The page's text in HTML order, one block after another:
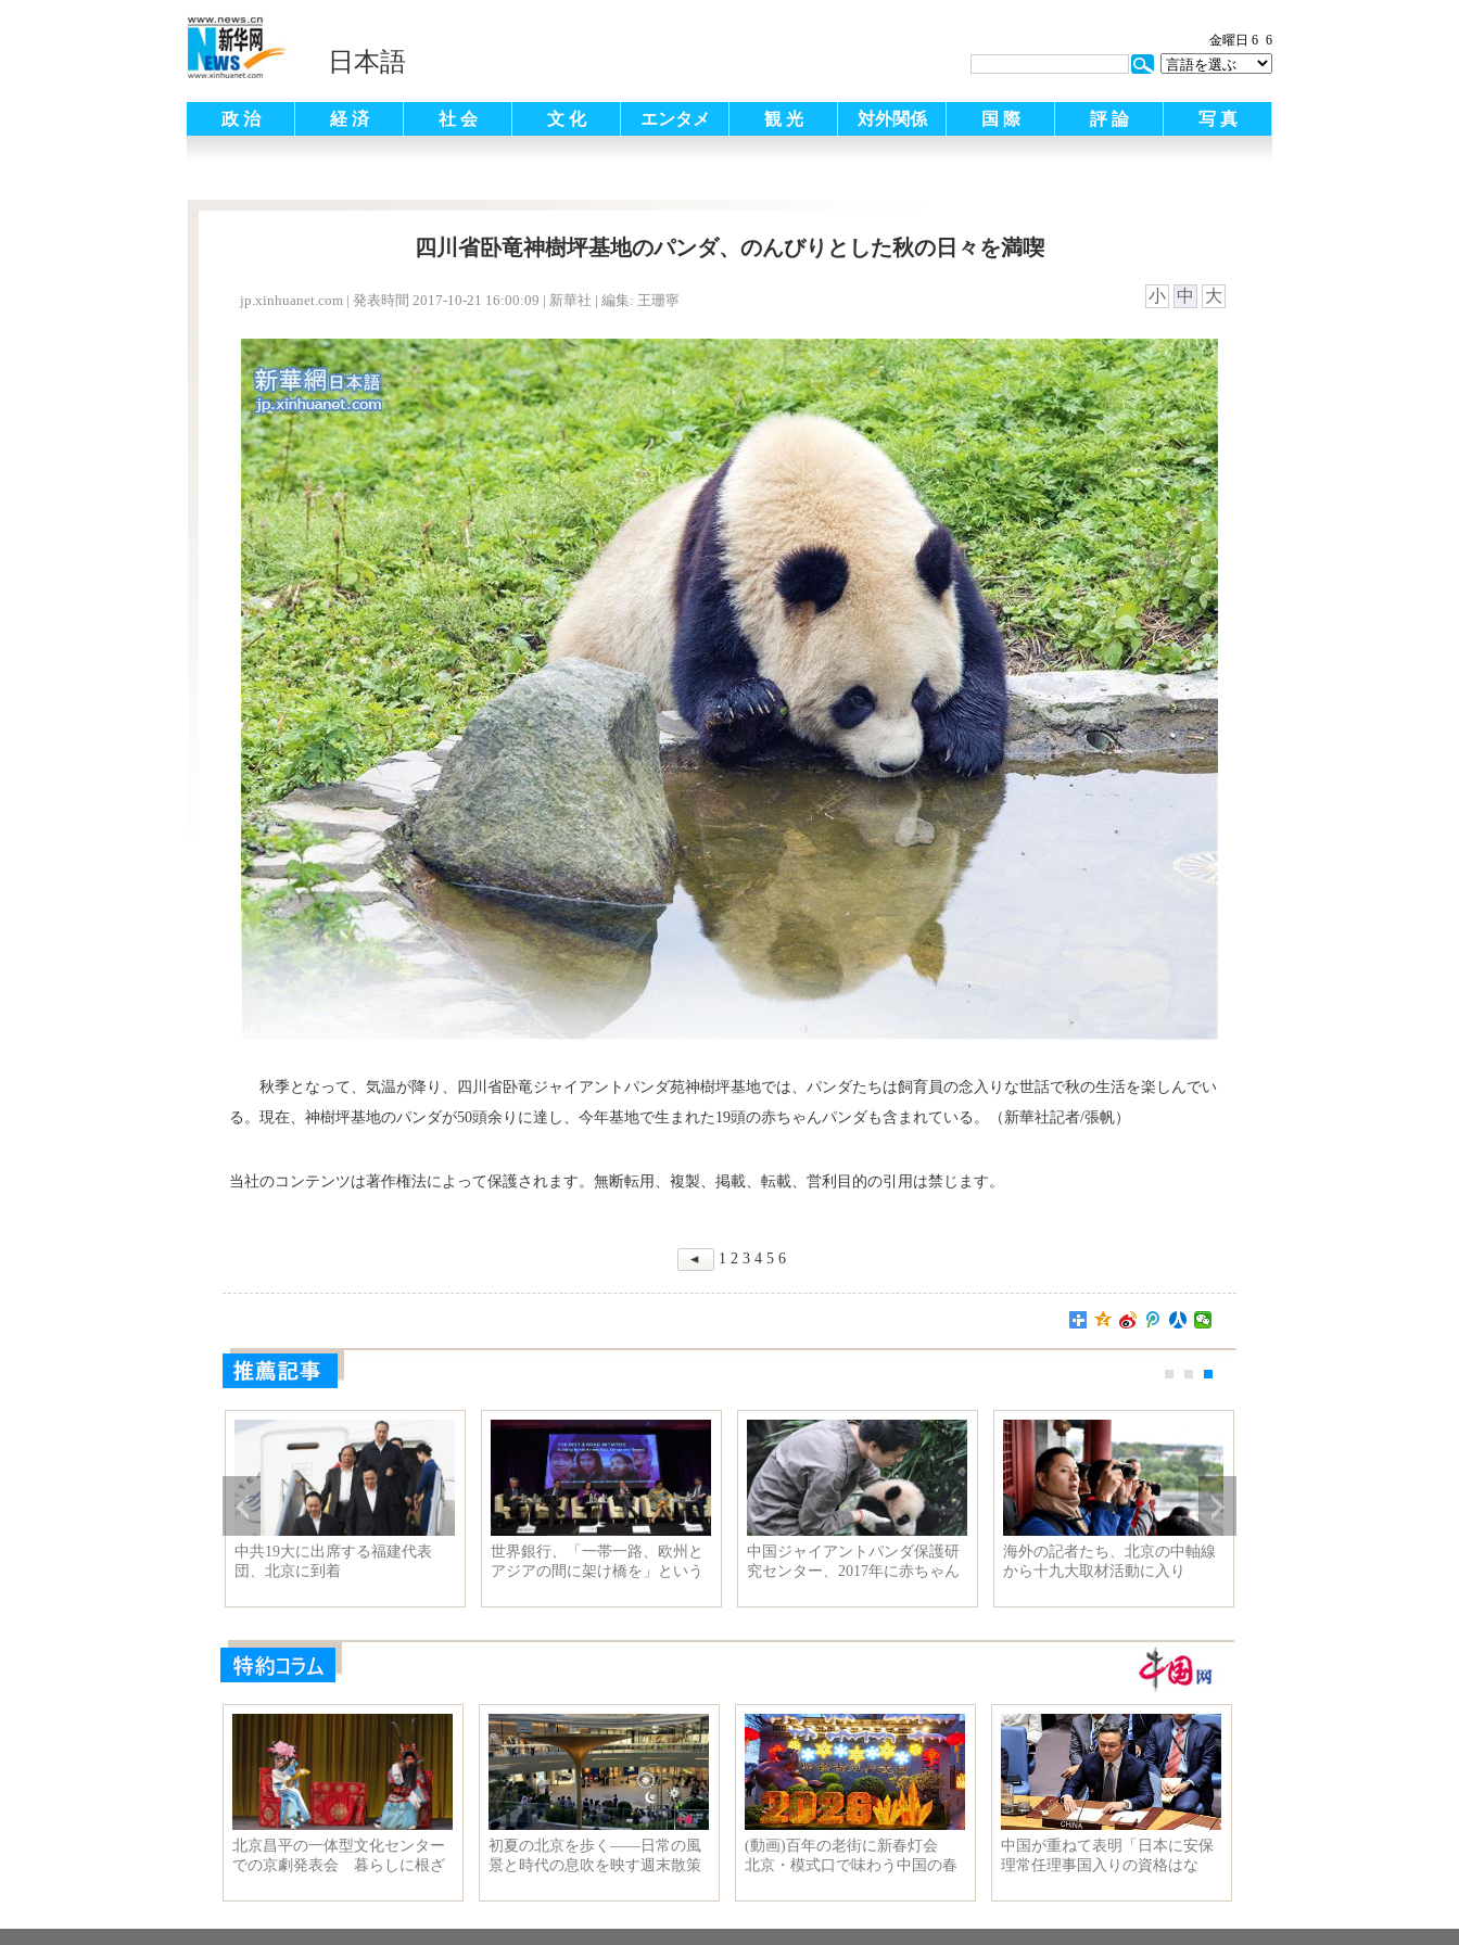
日本語
金曜日 6 6
政 治 経 済 社 会 文 化 エンタメ 観 光 対外関係 国 際 評 論 写 真
四川省卧竜神樹坪基地のパンダ、のんびりとした秋の日々を満喫
jp.xinhuanet.com | 発表時間 2017-10-21 16:00:09 | 新華社 | 編集: 王珊寧 小 中 大
秋季となって、気温が降り、四川省卧竜ジャイアントパンダ苑神樹坪基地では、パンダたちは飼育員の念入りな世話で秋の生活を楽しんでい
る。現在、神樹坪基地のパンダが50頭余りに達し、今年基地で生まれた19頭の赤ちゃんパンダも含まれている。（新華社記者/張帆）
当社のコンテンツは著作権法によって保護されます。無断転用、複製、掲載、転載、営利目的の引用は禁じます。
1 2 3 4 5 6
中共19大に出席する福建代表
団、北京に到着
世界銀行、「一帯一路、欧州と
アジアの間に架け橋を」という
中国ジャイアントパンダ保護研
究センター、2017年に赤ちゃん
海外の記者たち、北京の中軸線
から十九大取材活動に入り